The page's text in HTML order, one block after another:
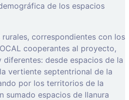
de los espacios
rurales, correspondientes con los
cooperantes al proyecto,
desde espacios de la
vertiente septentrional de la
por los territorios de la
sumado espacios de llanura